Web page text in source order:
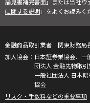
論見書補完書面」または当社ウ
に関する説明」をよくお読みく
金融商品取引業者 関東財務局
日本証券業協会、一
団法人 金融先物取引
一般社団法人 日本
協会
リスク・手数料などの重要事項